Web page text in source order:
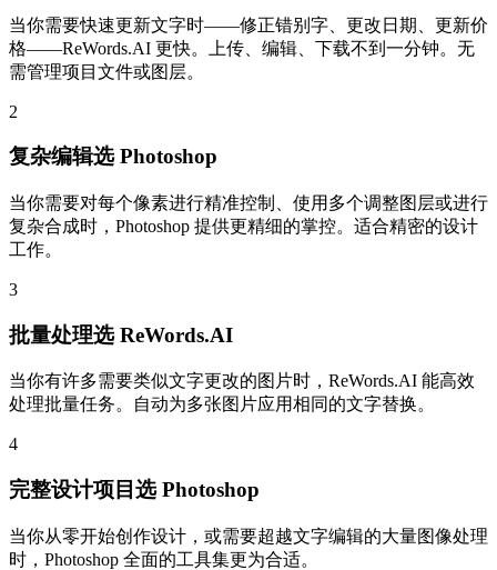
当你需要快速更新文字时——修正错别字、更改日期、更新价
格——ReWords.AI 更快。上传、编辑、下载不到一分钟。无
需管理项目文件或图层。
2
复杂编辑选 Photoshop
当你需要对每个像素进行精准控制、使用多个调整图层或进行
复杂合成时，Photoshop 提供更精细的掌控。适合精密的设计
工作。
3
批量处理选 ReWords.AI
当你有许多需要类似文字更改的图片时，ReWords.AI 能高效
处理批量任务。自动为多张图片应用相同的文字替换。
4
完整设计项目选 Photoshop
当你从零开始创作设计，或需要超越文字编辑的大量图像处理
时，Photoshop 全面的工具集更为合适。